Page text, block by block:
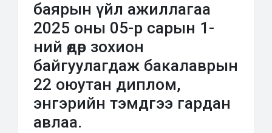
баярын үйл ажиллагаа
2025 оны 05-р сарын 1-
ний өдөр зохион
байгуулагдаж бакалаврын
22 оюутан диплом,
энгэрийн тэмдгээ гардан
авлаа.